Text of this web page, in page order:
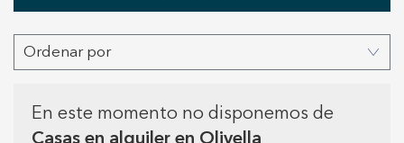
VENDER
OBRA NUEVA
Ordenar por
En este momento no disponemos de
Casas en alquiler en Olivella